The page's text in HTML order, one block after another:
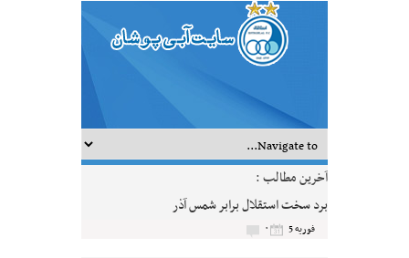
آخرین مطالب :
برد سخت استقلال برابر شمس آذر
فوریه 5 ۰